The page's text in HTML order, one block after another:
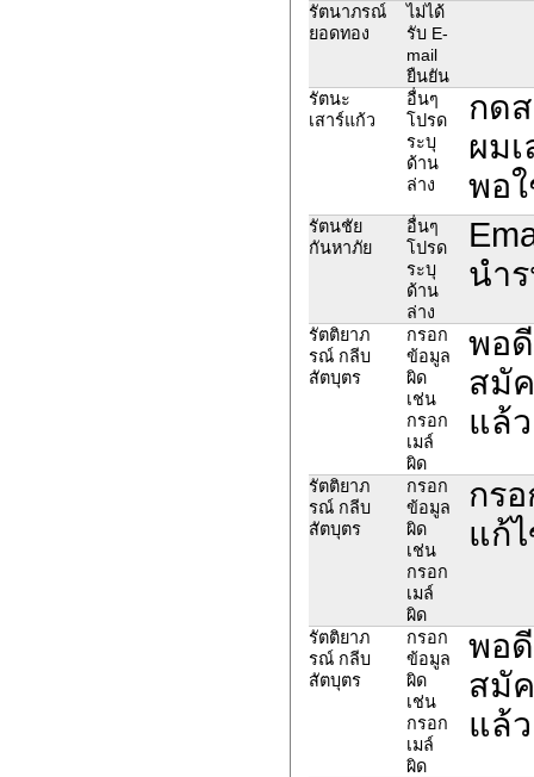
รัตนาภรณ์
ยอดทอง
ไม่ได้
รับ E-
mail
ยืนยัน
รัตนะ
เสาร์แก้ว
อื่นๆ
โปรด
ระบุ
ด้าน
ล่าง
กด
ผม
พอ
รัตนชัย
กันหาภัย
อื่นๆ
โปรด
ระบุ
ด้าน
ล่าง
นำ
รัตติยาภ
รณ์ กลีบ
สัตบุตร
กรอก
ข้อมูล
ผิด
เช่น
กรอก
เมล์
ผิด
พอ
สมั
แล้
รัตติยาภ
รณ์ กลีบ
สัตบุตร
กรอก
ข้อมูล
ผิด
เช่น
กรอก
เมล์
ผิด
กร
แก้
รัตติยาภ
รณ์ กลีบ
สัตบุตร
กรอก
ข้อมูล
ผิด
เช่น
กรอก
เมล์
ผิด
พอ
สมั
แล้